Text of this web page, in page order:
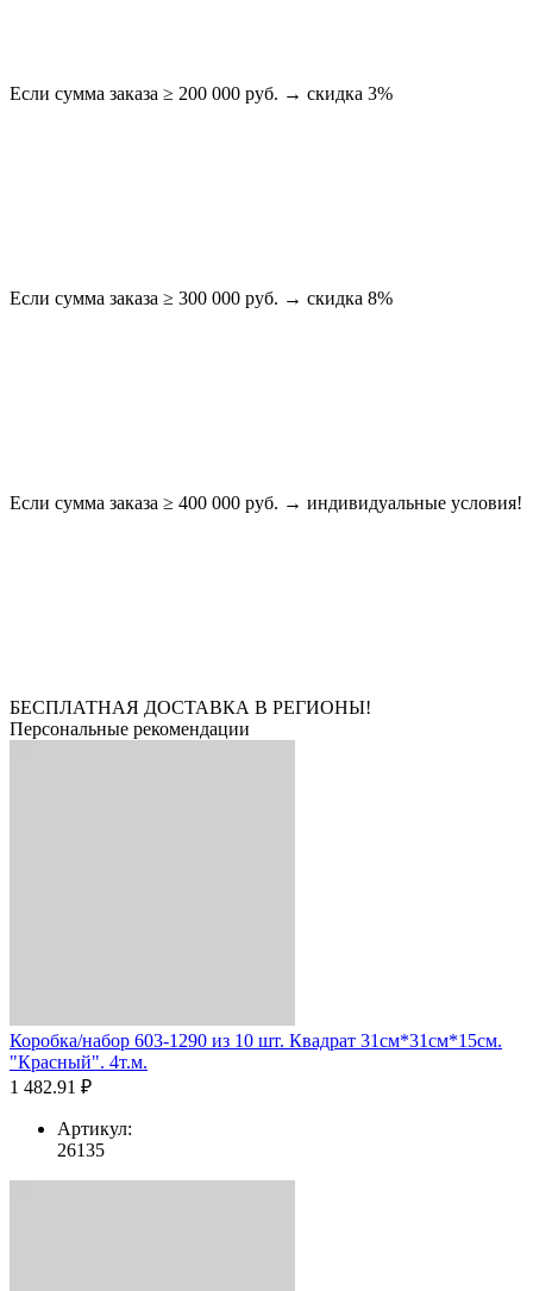
Если сумма заказа ≥ 200 000 руб. → скидка 3%
Если сумма заказа ≥ 300 000 руб. → скидка 8%
Если сумма заказа ≥ 400 000 руб. → индивидуальные условия!
БЕСПЛАТНАЯ ДОСТАВКА В РЕГИОНЫ!
Персональные рекомендации
Коробка/набор 603-1290 из 10 шт. Квадрат 31см*31см*15см.
"Красный". 4т.м.
1 482.91 ₽
Артикул:
26135